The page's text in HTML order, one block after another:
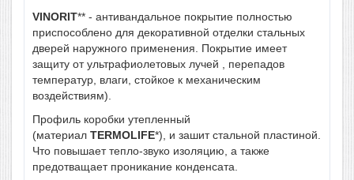
VINORIT** - антивандальное покрытие полностью
приспособлено для декоративной отделки стальных
дверей наружного применения. Покрытие имеет
защиту от ультрафиолетовых лучей , перепадов
температур, влаги, стойкое к механическим
воздействиям).
Профиль коробки утепленный
(материал TERMOLIFE*), и зашит стальной пластиной.
Что повышает тепло-звуко изоляцию, а также
предотващает проникание конденсата.